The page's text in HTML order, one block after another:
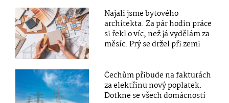
Najali jsme bytového
architekta. Za pár hodin práce
si řekl o víc, než já vydělám za
měsíc. Prý se držel při zemi
Čechům přibude na fakturách
za elektřinu nový poplatek.
Dotkne se všech domácností